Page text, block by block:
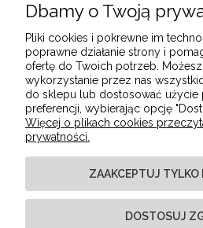
POMOC
MOJE
PŁATNOŚCI I
Dbamy o Twoją
Pliki cookies i pokrewne im
poprawne działanie strony i
ofertę do Twoich potrzeb.
wykorzystanie przez nas
do sklepu lub dostosować użycie
preferencji, wybierając opcję
Więcej o plikach cookies
prywatności.
ZAAKCEPTUJ TYLKO
DOSTOSUJ